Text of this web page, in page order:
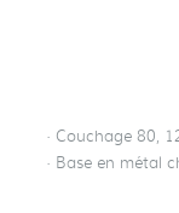
· Couchage 80,
· Base en métal